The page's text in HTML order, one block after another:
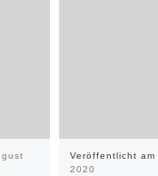
Veröffentlicht am
2020